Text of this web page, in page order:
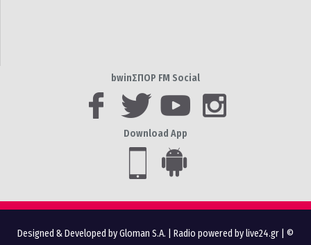
bwinΣΠΟΡ FM Social
Download App
Designed & Developed by Gloman S.A. Radio powered by live24.gr | ©